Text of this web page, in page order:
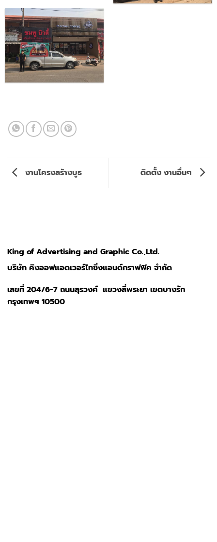
งานโครงสร้างบูธ ติดตั้ง งานอื่นๆ
King of Advertising and Graphic Co.,Ltd.
บริษัท คิงออฟแอดเวอร์ไทซิ่งแอนด์กราฟฟิค จำกัด
เลขที่ 204/6-7 ถนนสุรวงศ์ แขวงสี่พระยา เขตบางรัก
กรุงเทพฯ 10500